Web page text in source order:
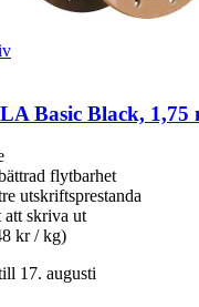
Basic Black, 1,75
flytbarhet
utskriftsprestanda
att skriva ut
kr / kg)
17. augusti